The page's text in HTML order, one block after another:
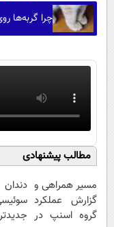
چرا گربه‌ها
مطالب پیشنهادی
مسیر همراهی و
گزارش عملکرد
گروه اسنپ در